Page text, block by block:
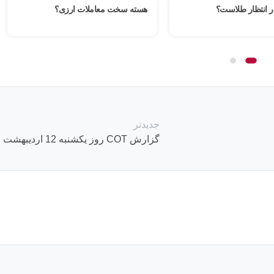
انتظار طلاست؟ هسته سخت معاملات ارزی؟
جدیدتر
گزارش COT روز یکشنبه 12 اردیبهشت